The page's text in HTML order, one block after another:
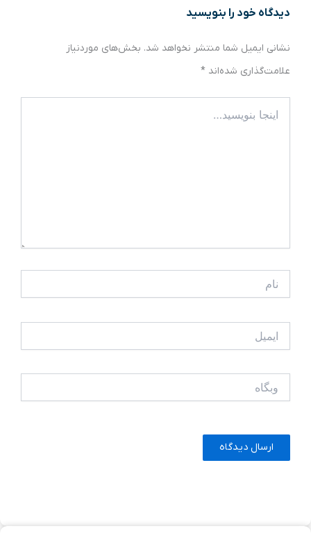
دیدگاه‌ خود را بنویسید
نشانی ایمیل شما منتشر نخواهد شد. بخش‌های موردنیاز
علامت‌گذاری شده‌اند *
بنویسید…